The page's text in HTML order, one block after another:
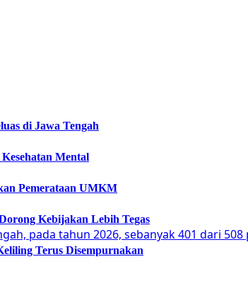
di Jawa Tengah
Mental
Pemerataan UMKM
Kebijakan Lebih Tegas
Terus Disempurnakan